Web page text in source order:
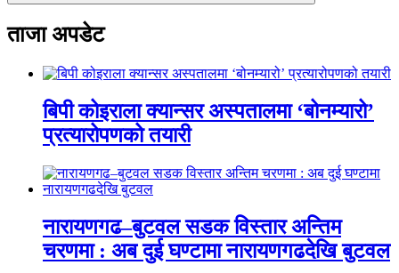
ताजा अपडेट
बिपी कोइराला क्यान्सर अस्पतालमा ‘बोनम्यारो’
प्रत्यारोपणको तयारी
नारायणगढ–बुटवल सडक विस्तार अन्तिम
चरणमा : अब दुई घण्टामा नारायणगढदेखि बुटवल